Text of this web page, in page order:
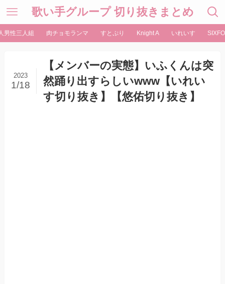
歌い手グループ 切り抜きまとめ
男性三人組 肉チョモランマ すとぷり Knight A いれいす
【メンバーの実態】いふくんは突
然踊り出すらしいwww【いれい
す切り抜き】【悠佑切り抜き】
2023
1/18